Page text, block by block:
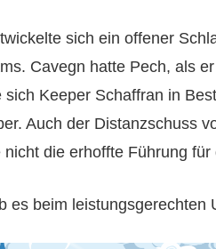
sich ein offener
Cavegn hatte Pech, als
Keeper Schaffran in
Auch der Distanzschuss
die erhoffte Führung für
es beim leistungsgerechten